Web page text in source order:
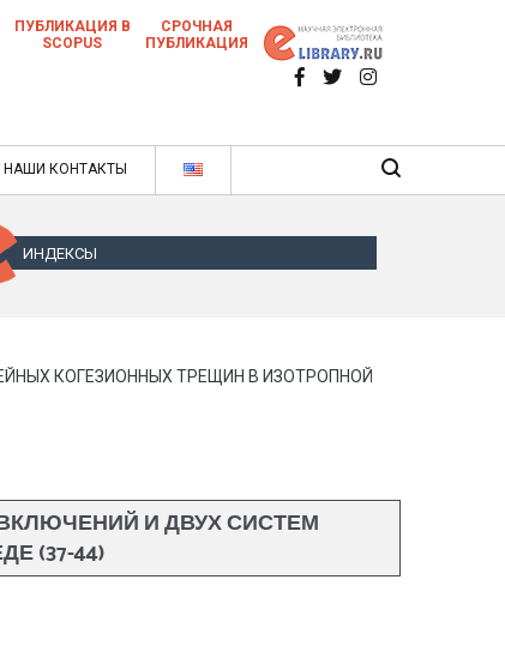
статей в ежемесячном научном
журнале
ПУБЛИКАЦИЯ В
SCOPUS
СРОЧНАЯ
ПУБЛИКАЦИЯ
НАШИ КОНТАКТЫ
ИНДЕКСЫ
КОГЕЗИОННЫХ ТРЕЩИН В ИЗОТРОПНОЙ
И ДВУХ СИСТЕМ
(37-44)